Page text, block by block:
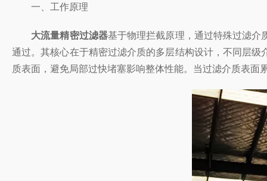
一、工作原理
大流量精密过滤器基于物理拦截原理，通过特殊过滤介
通过。其核心在于精密过滤介质的多层结构设计，不同层
质表面，避免局部过快堵塞影响整体性能。当过滤介质表